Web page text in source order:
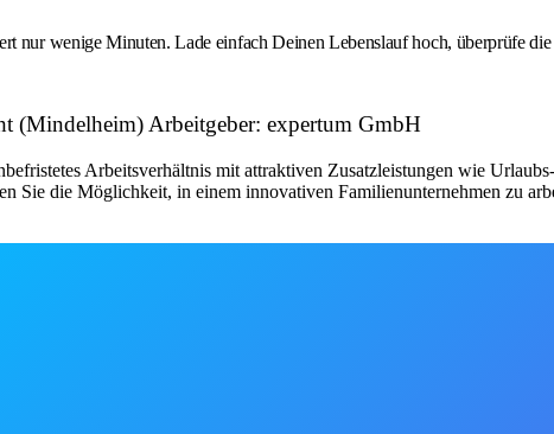
wenige Minuten. Lade einfach Deinen Lebenslauf hoch, überprüfe
(Mindelheim) Arbeitgeber: expertum GmbH
Arbeitsverhältnis mit attraktiven Zusatzleistungen wie
Sie die Möglichkeit, in einem innovativen Familienunternehmen zu